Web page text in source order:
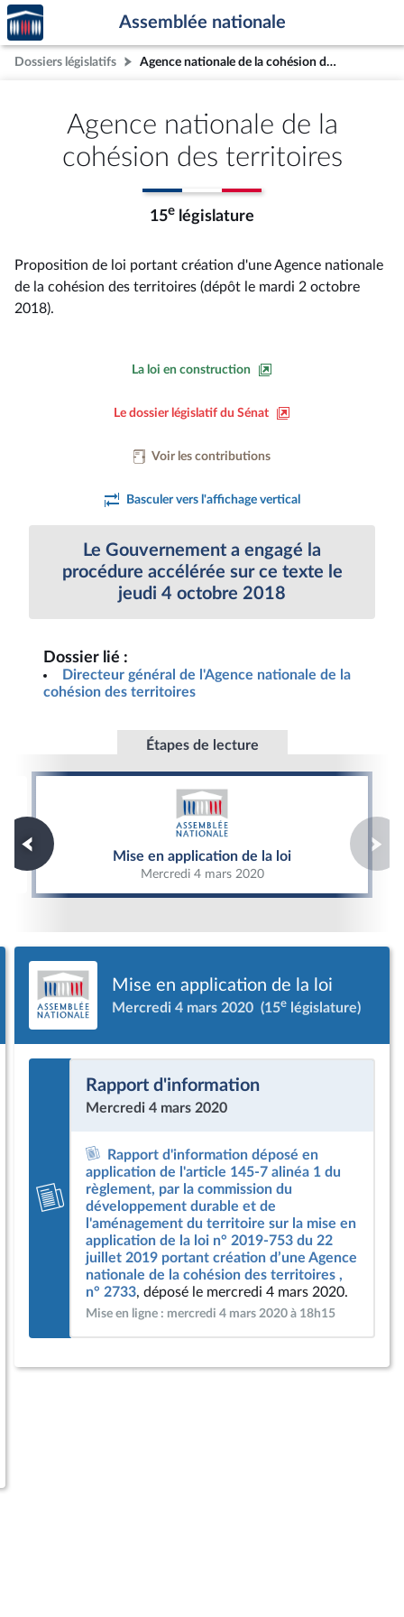
Aller au contenu
Aller en bas de la page
Accèder
à la
page
d'accueil
Assemblée nationale
Dossiers législatifs Agence nationale de la cohésion des territoires
Agence nationale de la
cohésion des territoires
15e législature
Proposition de loi portant création d'une Agence nationale
de la cohésion des territoires (dépôt le mardi 2 octobre
2018).
La loi en construction
Le dossier législatif du Sénat
Voir les contributions
Basculer vers l'affichage vertical
Le Gouvernement a engagé la
procédure accélérée sur ce texte le
jeudi 4 octobre 2018
Dossier lié :
Directeur général de l'Agence nationale de la
cohésion des territoires
Étapes de lecture
Mise en application de la loi
Mercredi 4 mars 2020
Mise en application de la loi
Mise en application de la loi
Mercredi 4 mars 2020 (15e législature)
Rapport d'information
Mercredi 4 mars 2020
Rapport d'information déposé en
application de l'article 145-7 alinéa 1 du
règlement, par la commission du
développement durable et de
l'aménagement du territoire sur la mise en
application de la loi n° 2019-753 du 22
juillet 2019 portant création d’une Agence
nationale de la cohésion des territoires ,
n° 2733, déposé le mercredi 4 mars 2020.
Mise en ligne : mercredi 4 mars 2020 à 18h15